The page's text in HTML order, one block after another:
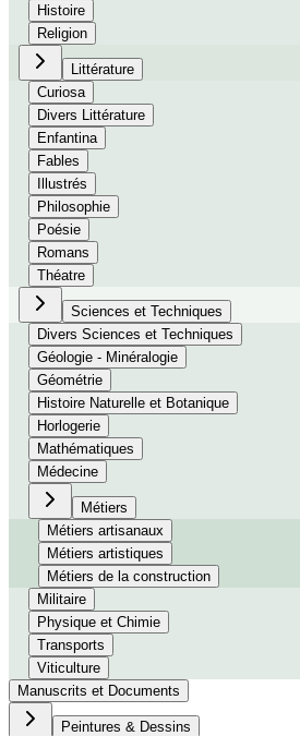
Histoire
Religion
Littérature
Curiosa
Divers Littérature
Enfantina
Fables
Illustrés
Philosophie
Poésie
Romans
Théatre
Sciences et Techniques
Divers Sciences et Techniques
Géologie - Minéralogie
Géométrie
Histoire Naturelle et Botanique
Horlogerie
Mathématiques
Médecine
Métiers
Métiers artisanaux
Métiers artistiques
Métiers de la construction
Militaire
Physique et Chimie
Transports
Viticulture
Manuscrits et Documents
Peintures & Dessins